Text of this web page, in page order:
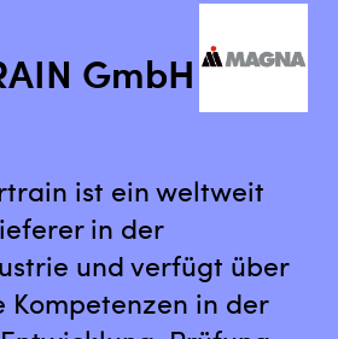
GmbH
ist ein weltweit
in der
und verfügt über
in der